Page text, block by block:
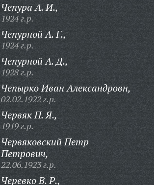
Чепура А. И.,
1924 г.р.
Чепурной А. Г.,
1924 г.р.
Чепурной А. Д.,
1928 г.р.
Чепырко Иван Александровн,
02.02.1922 г.р.
Червяк П. Я.,
1919 г.р.
Червяковский Петр
Петрович,
22.06.1923 г.р.
Черевко В. Р.,